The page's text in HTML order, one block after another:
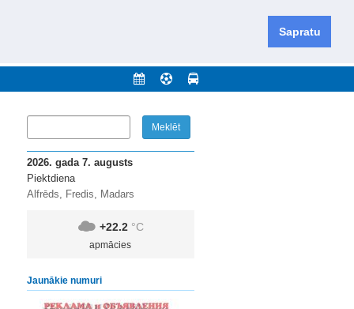
Sapratu
novadu un apkārtējos novadus un pilsētas.
2026. gada 7. augusts
Piektdiena
Alfrēds, Fredis, Madars
+22.2 °C
apmācies
Jaunākie numuri